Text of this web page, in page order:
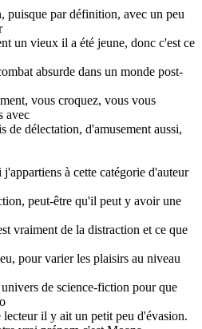
puisque par définition, avec un peu
un vieux il a été jeune, donc c'est ce
absurde dans un monde post-
vous croquez, vous vous
avec
de délectation, d'amusement aussi,
à cette catégorie d'auteur
peut-être qu'il peut y avoir une
vraiment de la distraction et ce que
pour varier les plaisirs au niveau
de science-fiction pour que
lecteur il y ait un petit peu d'évasion.